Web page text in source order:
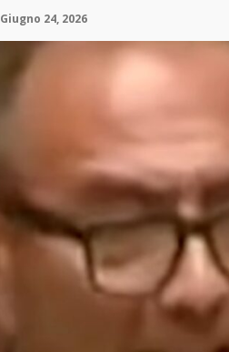
Giugno 24, 2026